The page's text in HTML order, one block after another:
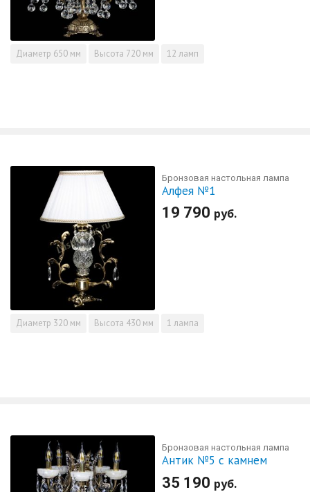
Диаметр 650 мм Высота 720 мм 12 ламп
Бронзовая настольная лампа
Алфея №1
19 790 руб.
Диаметр 320 мм Высота 430 мм 1 лампа
Бронзовая настольная лампа
Антик №5 с камнем
35 190 руб.